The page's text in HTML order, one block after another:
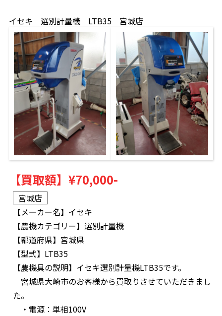
イセキ 選別計量機 LTB35 宮城店
【買取額】 ¥70,000-
宮城店
【メーカー名】 イセキ
【農機カテゴリー】 選別計量機
【都道府県】 宮城県
【型式】 LTB35
【農機具の説明】 イセキ選別計量機LTB35です。
宮城県大崎市のお客様から買取りさせていただきまし
た。
・電源：単相100V